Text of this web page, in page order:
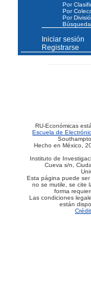
Por
Por
Por
Iniciar sesión
Registrarse
RU-Económicas
Escuela de
Hecho en México,
Instituto de
Cueva s/n,
Esta página puede
no se mutile, se cite
forma
Las condiciones
están